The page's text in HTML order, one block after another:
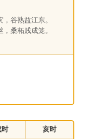
谷熟益江东。
桑柘贱成笼。
时 亥时